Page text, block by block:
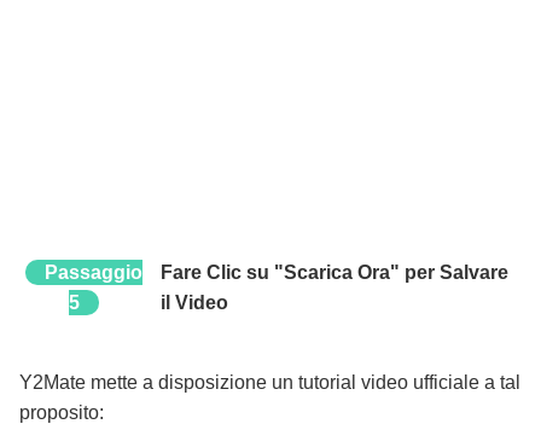
Passaggio
5
Fare Clic su "Scarica Ora" per Salvare
il Video
Y2Mate mette a disposizione un tutorial video ufficiale a tal
proposito: